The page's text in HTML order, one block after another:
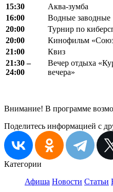
15:30 Аква-зумба
16:00
Водные заводные
20:00
Турнир по
20:00
Кинофильм
21:00
Квиз
21:30 –
24:00
Вечер отдыха
вечера»
Внимание! В программе
Поделитесь информацией с
Категории
Афиша Новости Статьи